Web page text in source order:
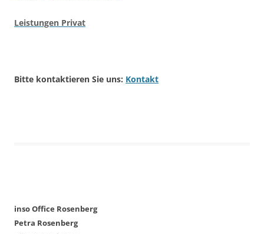
Leistungen Privat
Bitte kontaktieren Sie uns: Kontakt
inso Office Rosenberg
Petra Rosenberg